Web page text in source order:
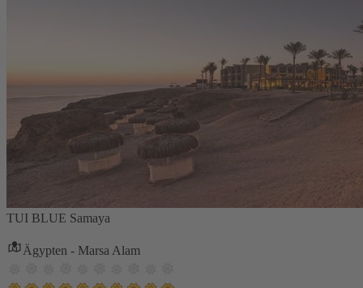
TUI BLUE Samaya
Ägypten - Marsa Alam